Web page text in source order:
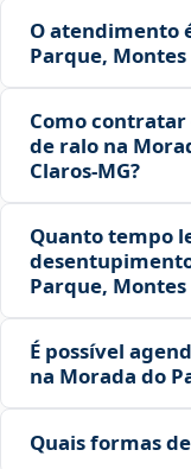
O atendimento
Parque, Montes
Como
de ralo na
Claros‑MG?
Quanto tempo
Parque, Montes
É possível
na Morada do
Quais formas